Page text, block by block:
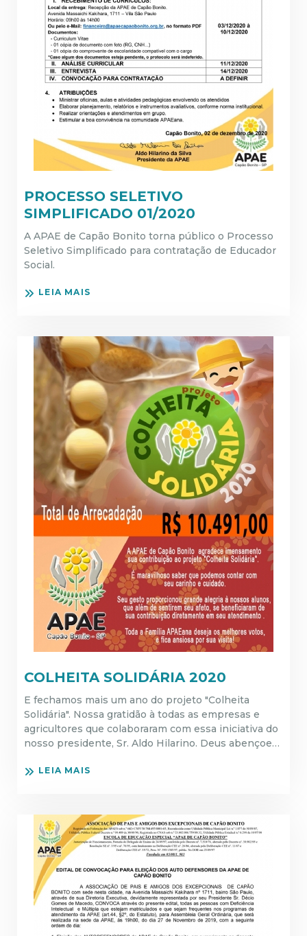
PROCESSO SELETIVO
SIMPLIFICADO 01/2020
A APAE de Capão Bonito torna público o Processo
Seletivo Simplificado para contratação de Educador
Social.
LEIA MAIS
COLHEITA SOLIDÁRIA 2020
E fechamos mais um ano do projeto "Colheita
Solidária". Nossa gratidão à todas as empresas e
agricultores que colaboraram com essa iniciativa do
nosso presidente, Sr. Aldo Hilarino. Deus abençoe…
LEIA MAIS